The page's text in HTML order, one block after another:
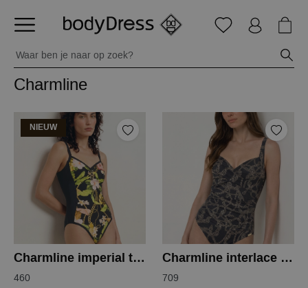
Charmline
NIEUW
Charmline imperial tropics badpak
460
Charmline interlace chains badpak
709